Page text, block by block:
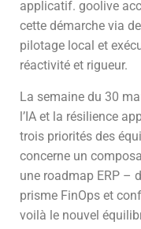
applicatif. goolive
cette démarche via
pilotage local et
réactivité et rigueur.
La semaine du 30
l’IA et la résilience
trois priorités des
concerne un
une roadmap ERP –
prisme FinOps et
voilà le nouvel